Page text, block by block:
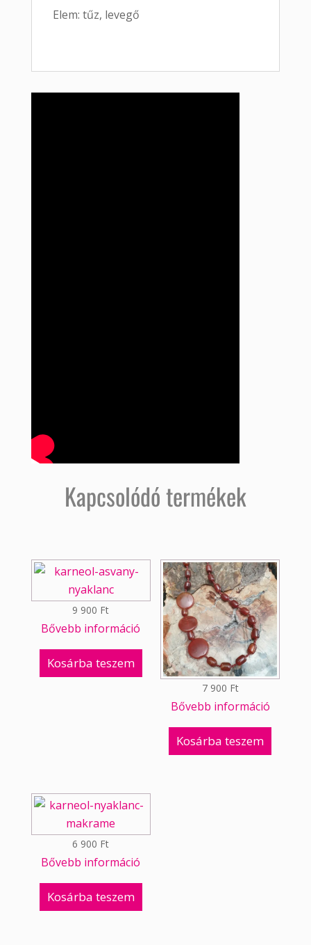
Elem: tűz, levegő
Kapcsolódó termékek
9 900 Ft
Bővebb információ
Kosárba teszem
7 900 Ft
Bővebb információ
Kosárba teszem
6 900 Ft
Bővebb információ
Kosárba teszem